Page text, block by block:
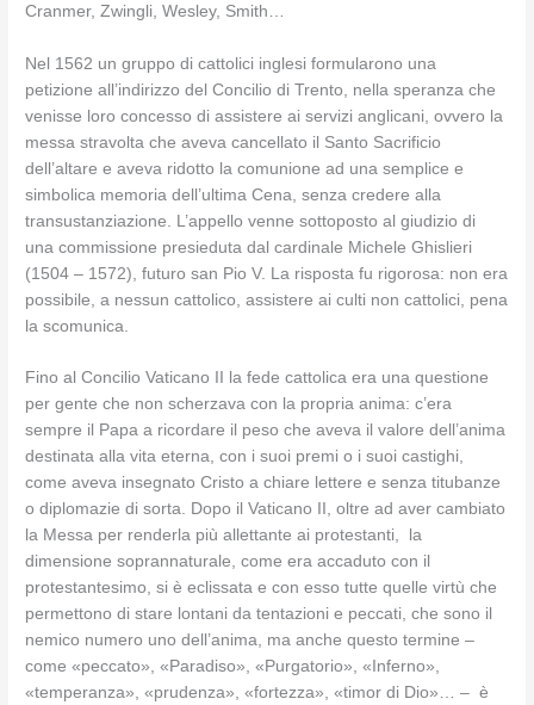
Cranmer, Zwingli, Wesley, Smith…
Nel 1562 un gruppo di cattolici inglesi formularono una
petizione all’indirizzo del Concilio di Trento, nella speranza che
venisse loro concesso di assistere ai servizi anglicani, ovvero la
messa stravolta che aveva cancellato il Santo Sacrificio
dell’altare e aveva ridotto la comunione ad una semplice e
simbolica memoria dell’ultima Cena, senza credere alla
transustanziazione. L’appello venne sottoposto al giudizio di
una commissione presieduta dal cardinale Michele Ghislieri
(1504 – 1572), futuro san Pio V. La risposta fu rigorosa: non era
possibile, a nessun cattolico, assistere ai culti non cattolici, pena
la scomunica.
Fino al Concilio Vaticano II la fede cattolica era una questione
per gente che non scherzava con la propria anima: c’era
sempre il Papa a ricordare il peso che aveva il valore dell’anima
destinata alla vita eterna, con i suoi premi o i suoi castighi,
come aveva insegnato Cristo a chiare lettere e senza titubanze
o diplomazie di sorta. Dopo il Vaticano II, oltre ad aver cambiato
la Messa per renderla più allettante ai protestanti, la
dimensione soprannaturale, come era accaduto con il
protestantesimo, si è eclissata e con esso tutte quelle virtù che
permettono di stare lontani da tentazioni e peccati, che sono il
nemico numero uno dell’anima, ma anche questo termine –
come «peccato», «Paradiso», «Purgatorio», «Inferno»,
«temperanza», «prudenza», «fortezza», «timor di Dio»… – è